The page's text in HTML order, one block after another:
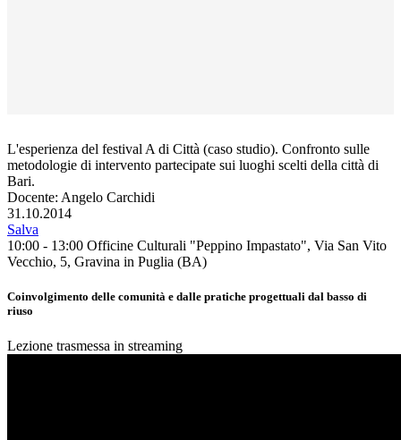
L'esperienza del festival A di Città (caso studio). Confronto sulle
metodologie di intervento partecipate sui luoghi scelti della città di
Bari.
Docente: Angelo Carchidi
31.10.2014
Salva
10:00 - 13:00 Officine Culturali "Peppino Impastato", Via San Vito
Vecchio, 5, Gravina in Puglia (BA)
Coinvolgimento delle comunità e dalle pratiche progettuali dal basso di
riuso
Lezione trasmessa in streaming